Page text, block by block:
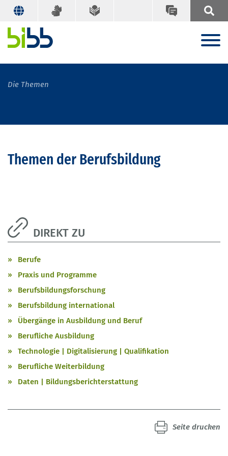
Die Themen
Themen der Berufsbildung
DIREKT ZU
Berufe
Praxis und Programme
Berufsbildungsforschung
Berufsbildung international
Übergänge in Ausbildung und Beruf
Berufliche Ausbildung
Technologie | Digitalisierung | Qualifikation
Berufliche Weiterbildung
Daten | Bildungsberichterstattung
Seite drucken